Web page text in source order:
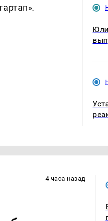
4 часа назад